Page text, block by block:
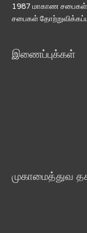
1987 மாகாண சபைகள்
சபைகள்
இணைப்புக்கள்
முகாமைத்துவ